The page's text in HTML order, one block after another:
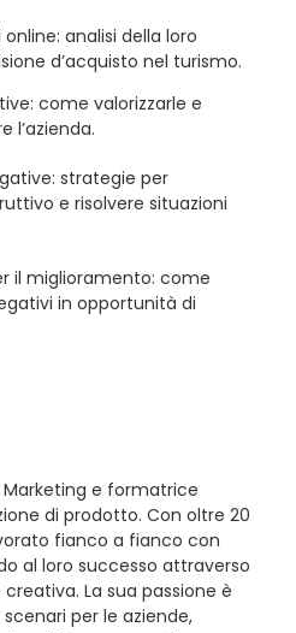
analisi della loro
d’acquisto nel turismo.
come valorizzarle e
l’azienda.
strategie per
e risolvere situazioni
il miglioramento: come
in opportunità di
e formatrice
di prodotto. Con oltre 20
fianco a fianco con
al loro successo attraverso
La sua passione è
per le aziende,